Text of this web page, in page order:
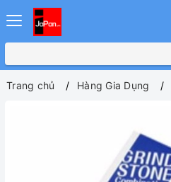
Trang chủ Hàng Gia Dụng